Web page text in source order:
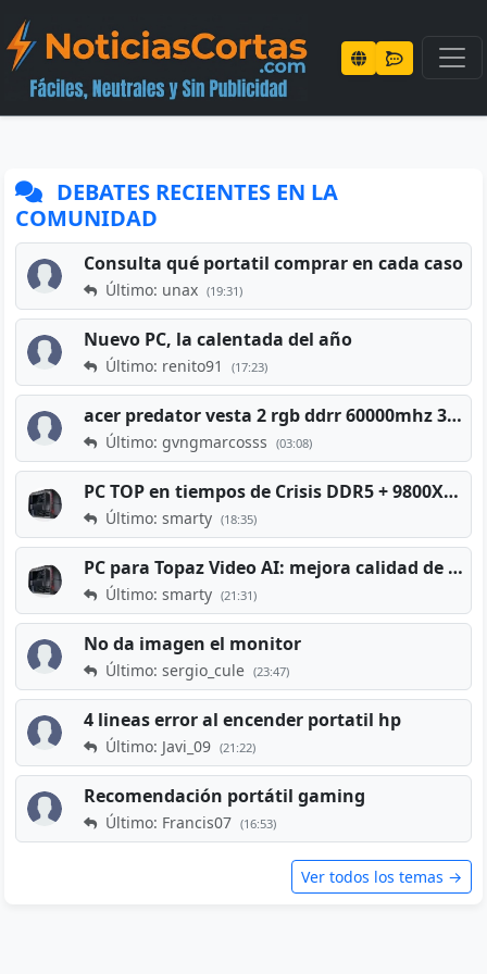
DEBATES RECIENTES EN LA
COMUNIDAD
Consulta qué portatil comprar en cada caso
Último: unax (19:31)
Nuevo PC, la calentada del año
Último: renito91 (17:23)
acer predator vesta 2 rgb ddrr 60000mhz 32gb x2 16gb
Último: gvngmarcosss (03:08)
PC TOP en tiempos de Crisis DDR5 + 9800X3D + RTX 5080 [2026][2400€]
Último: smarty (18:35)
PC para Topaz Video AI: mejora calidad de vídeos viejos
Último: smarty (21:31)
No da imagen el monitor
Último: sergio_cule (23:47)
4 lineas error al encender portatil hp
Último: Javi_09 (21:22)
Recomendación portátil gaming
Último: Francis07 (16:53)
Ver todos los temas →